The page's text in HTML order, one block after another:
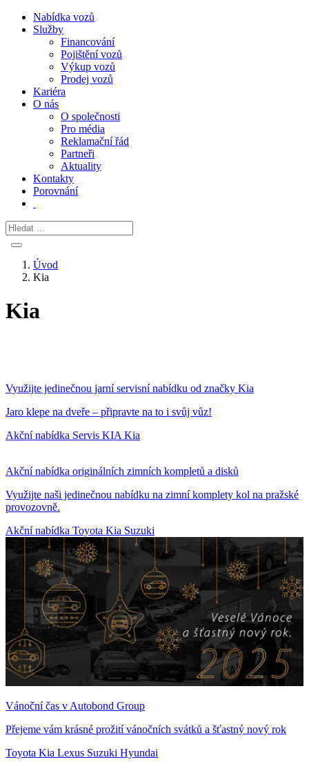
Nabídka vozů
Služby
Financování
Pojištění vozů
Výkup vozů
Prodej vozů
Kariéra
O nás
O společnosti
Pro média
Reklamační řád
Partneři
Aktuality
Kontakty
Porovnání
Úvod
Kia
Kia
Využijte jedinečnou jarní servisní nabídku od značky Kia
Jaro klepe na dveře – připravte na to i svůj vůz!
Akční nabídka Servis KIA Kia
Akční nabídka originálních zimních kompletů a disků
Využijte naši jedinečnou nabídku na zimní komplety kol na pražské
provozovně.
Akční nabídka Toyota Kia Suzuki
Vánoční čas v Autobond Group
Přejeme vám krásné prožití vánočních svátků a šťastný nový rok
Toyota Kia Lexus Suzuki Hyundai